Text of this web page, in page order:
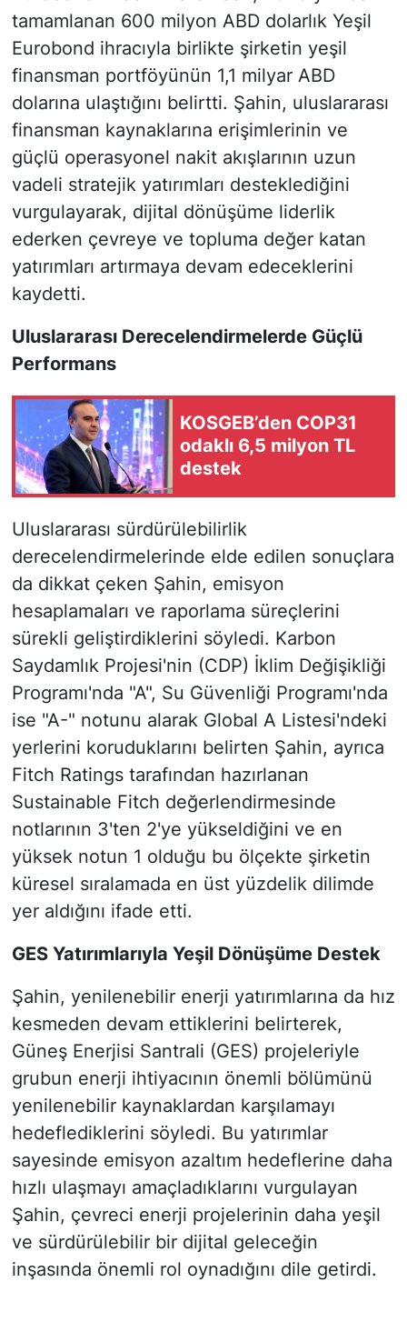
tamamlanan 600 milyon ABD dolarlık Yeşil
Eurobond ihracıyla birlikte şirketin yeşil
finansman portföyünün 1,1 milyar ABD
dolarına ulaştığını belirtti. Şahin, uluslararası
finansman kaynaklarına erişimlerinin ve
güçlü operasyonel nakit akışlarının uzun
vadeli stratejik yatırımları desteklediğini
vurgulayarak, dijital dönüşüme liderlik
ederken çevreye ve topluma değer katan
yatırımları artırmaya devam edeceklerini
kaydetti.
Uluslararası Derecelendirmelerde Güçlü
Performans
KOSGEB’den COP31
odaklı 6,5 milyon TL
destek
Uluslararası sürdürülebilirlik
derecelendirmelerinde elde edilen sonuçlara
da dikkat çeken Şahin, emisyon
hesaplamaları ve raporlama süreçlerini
sürekli geliştirdiklerini söyledi. Karbon
Saydamlık Projesi'nin (CDP) İklim Değişikliği
Programı'nda "A", Su Güvenliği Programı'nda
ise "A-" notunu alarak Global A Listesi'ndeki
yerlerini koruduklarını belirten Şahin, ayrıca
Fitch Ratings tarafından hazırlanan
Sustainable Fitch değerlendirmesinde
notlarının 3'ten 2'ye yükseldiğini ve en
yüksek notun 1 olduğu bu ölçekte şirketin
küresel sıralamada en üst yüzdelik dilimde
yer aldığını ifade etti.
GES Yatırımlarıyla Yeşil Dönüşüme Destek
Şahin, yenilenebilir enerji yatırımlarına da hız
kesmeden devam ettiklerini belirterek,
Güneş Enerjisi Santrali (GES) projeleriyle
grubun enerji ihtiyacının önemli bölümünü
yenilenebilir kaynaklardan karşılamayı
hedeflediklerini söyledi. Bu yatırımlar
sayesinde emisyon azaltım hedeflerine daha
hızlı ulaşmayı amaçladıklarını vurgulayan
Şahin, çevreci enerji projelerinin daha yeşil
ve sürdürülebilir bir dijital geleceğin
inşasında önemli rol oynadığını dile getirdi.